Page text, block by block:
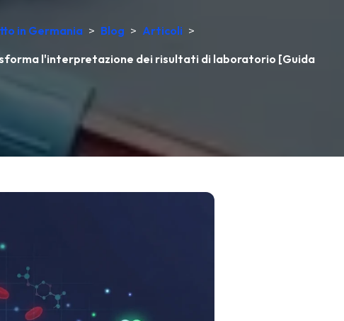
in Germania > Blog > Articoli >
l'interpretazione dei risultati di laboratorio [Guida